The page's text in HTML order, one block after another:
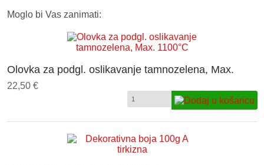
Moglo bi Vas zanimati:
Olovka za podgl. oslikavanje tamnozelena, Max.
1100°C
22,50 €